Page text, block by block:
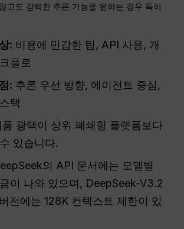
고도 강력한 추론 기능을 원하는 경우 특히
: 비용에 민감한 팀, API 사용, 개
플로
: 추론 우선 방향, 에이전트 중심,
택
품 광택이 상위 폐쇄형 플랫폼보다
있습니다.
의 API 문서에는 모델별
이 나와 있으며, DeepSeek-V3.2
전에는 128K 컨텍스트 제한이 있